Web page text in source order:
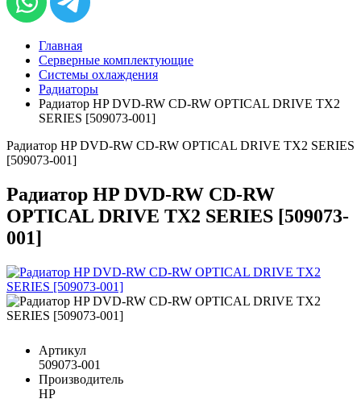
Главная
Серверные комплектующие
Системы охлаждения
Радиаторы
Радиатор HP DVD-RW CD-RW OPTICAL DRIVE TX2
SERIES [509073-001]
Радиатор HP DVD-RW CD-RW OPTICAL DRIVE TX2 SERIES
[509073-001]
Радиатор HP DVD-RW CD-RW
OPTICAL DRIVE TX2 SERIES [509073-
001]
Артикул
509073-001
Производитель
HP